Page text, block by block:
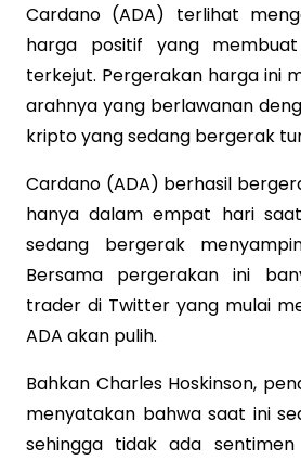
Cardano (ADA) terlihat
harga positif yang
terkejut. Pergerakan harga ini
arahnya yang berlawanan
kripto yang sedang bergerak
Cardano (ADA) berhasil
hanya dalam empat hari
sedang bergerak
Bersama pergerakan ini
trader di Twitter yang mulai
ADA akan pulih.
Bahkan Charles Hoskinson,
menyatakan bahwa saat ini
sehingga tidak ada